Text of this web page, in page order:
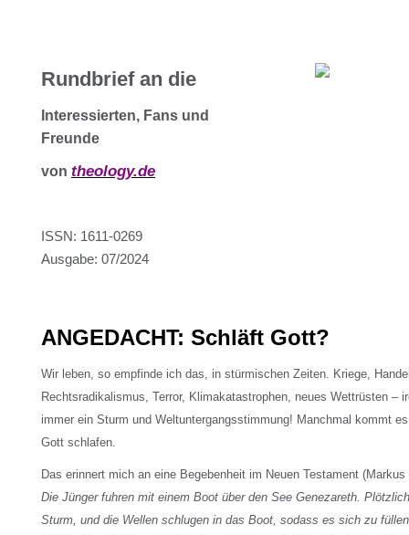
Rundbrief an die
Interessierten, Fans und
Freunde
von theology.de
ISSN: 1611-0269
Ausgabe: 07/2024
ANGEDACHT: Schläft Gott?
Wir leben, so empfinde ich das, in stürmischen Zeiten. Kriege,
Rechtsradikalismus, Terror, Klimakatastrophen, neues Wettrüsten –
immer ein Sturm und Weltuntergangsstimmung! Manchmal kommt
Gott schlafen.
Das erinnert mich an eine Begebenheit im Neuen Testament (Markus
Die Jünger fuhren mit einem Boot über den See Genezareth.
Sturm, und die Wellen schlugen in das Boot, sodass es sich zu